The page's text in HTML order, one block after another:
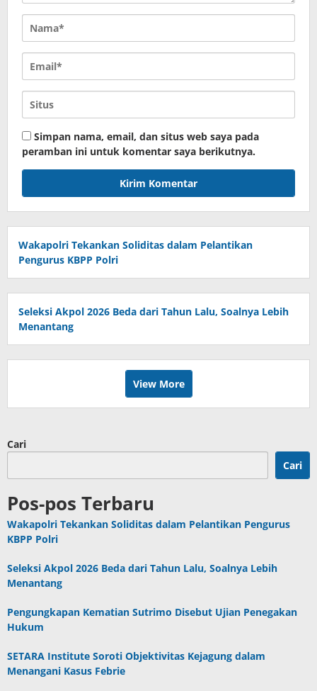
Simpan nama, email, dan situs web saya pada
peramban ini untuk komentar saya berikutnya.
Wakapolri Tekankan Soliditas dalam Pelantikan
Pengurus KBPP Polri
Seleksi Akpol 2026 Beda dari Tahun Lalu, Soalnya Lebih
Menantang
View More
Cari
Cari
Pos-pos Terbaru
Wakapolri Tekankan Soliditas dalam Pelantikan Pengurus
KBPP Polri
Seleksi Akpol 2026 Beda dari Tahun Lalu, Soalnya Lebih
Menantang
Pengungkapan Kematian Sutrimo Disebut Ujian Penegakan
Hukum
SETARA Institute Soroti Objektivitas Kejagung dalam
Menangani Kasus Febrie